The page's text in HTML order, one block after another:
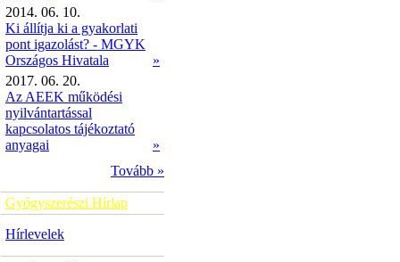
2014. 06. 10.
Ki állítja ki a gyakorlati
pont igazolást? - MGYK
Országos Hivatala
»
2017. 06. 20.
Az AEEK működési
nyilvántartással
kapcsolatos tájékoztató
anyagai
»
Tovább »
Gyógyszerészi Hírlap
Hírlevelek